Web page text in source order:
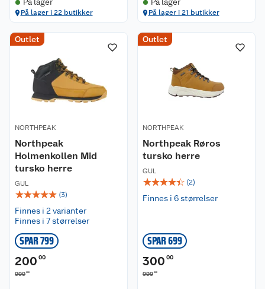
På lager i 22 butikker På lager i 21 butikker
Outlet
NORTHPEAK
Northpeak
Holmenkollen Mid
tursko herre
GUL
☆☆☆☆☆ (3)
Finnes i 2 varianter
Finnes i 7 størrelser
SPAR 799
200 00
99900
Outlet
NORTHPEAK
Northpeak Røros
tursko herre
GUL
☆☆☆☆☆ (2)
Finnes i 6 størrelser
SPAR 699
300 00
99900